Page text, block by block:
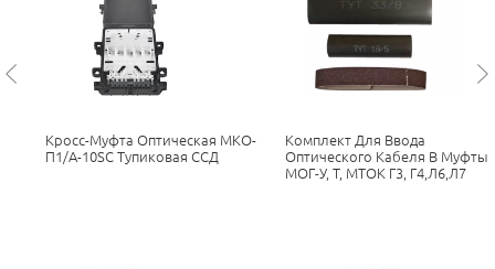
Кросс-Муфта Оптическая МКО-
П1/A-10SC Тупиковая ССД
Комплект Для Ввода
Оптического Кабеля В Муфты
МОГ-У, Т, МТОК Г3, Г4,Л6,Л7